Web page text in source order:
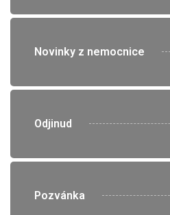
Novinky z nemocnice
Odjinud
Pozvánka